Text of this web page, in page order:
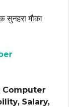
सुनहरा मौका
Computer
Salary,